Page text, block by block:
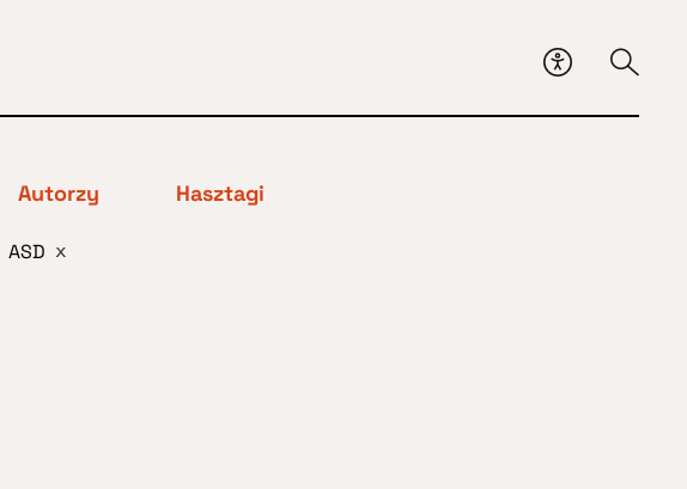
Autorzy Hasztagi
ASD x